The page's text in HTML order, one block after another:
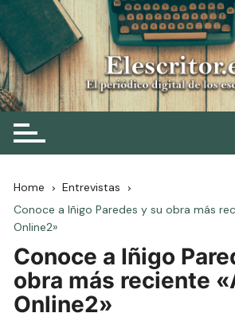
Skip
to
content
Elescritor.es
El periódico digital de los escritores
Home
Entrevistas
Conoce a Iñigo Paredes y su obra más
Online2»
Conoce a Iñigo
obra más reciente
Online2»